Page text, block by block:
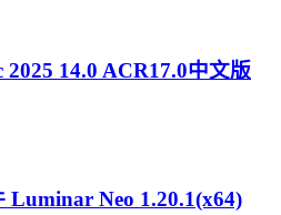
14.0 ACR17.0中文版
Luminar Neo 1.20.1(x64)